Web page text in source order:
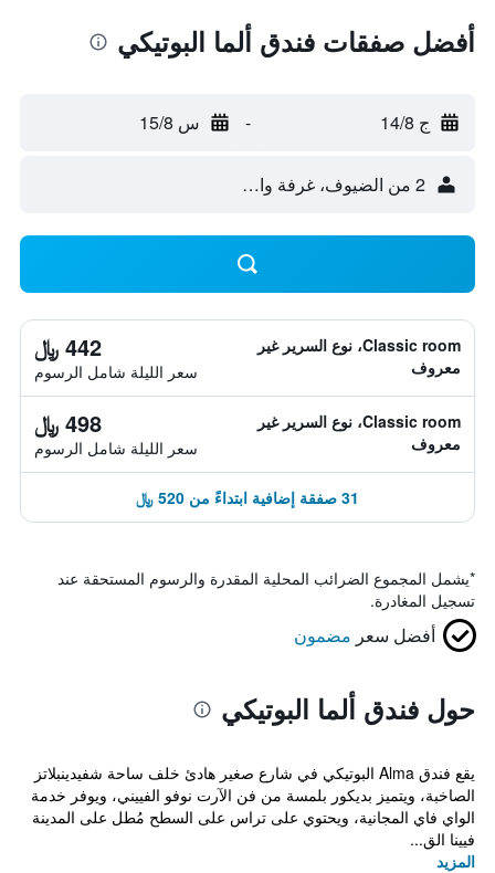
أفضل صفقات فندق ألما البوتيكي
ج 14/8 - س 15/8
2 من الضيوف، غرفة واحدة
Classic room، نوع السرير غير
معروف
442 ﷼
سعر الليلة شامل الرسوم
Classic room، نوع السرير غير
معروف
498 ﷼
سعر الليلة شامل الرسوم
31 صفقة إضافية ابتداءً من 520 ﷼
*يشمل المجموع الضرائب المحلية المقدرة والرسوم المستحقة عند
تسجيل المغادرة.
أفضل سعر مضمون
حول فندق ألما البوتيكي
يقع فندق Alma البوتيكي في شارع صغير هادئ خلف ساحة شفيدينبلاتز
الصاخبة، ويتميز بديكور بلمسة من فن الآرت نوفو الفييني، ويوفر خدمة
الواي فاي المجانية، ويحتوي على تراس على السطح مُطل على المدينة
فيينا الق...
المزيد